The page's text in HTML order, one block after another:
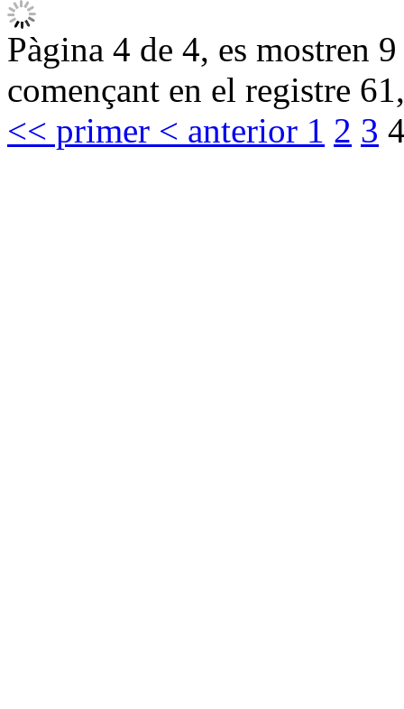
Pàgina 4 de 4, es mostren
començant en el registre
<< primer < anterior 1 2 3